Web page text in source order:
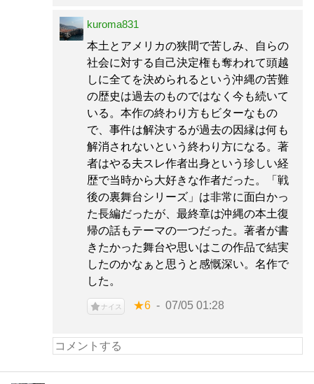
kuroma831
本土とアメリカの狭間で苦しみ、自らの
社会に対する自己決定権も奪われて頭越
しに全てを決められるという沖縄の苦難
の歴史は過去のものではなく今も続いて
いる。本作の終わり方もビターなもの
で、事件は解決するが過去の因縁は何も
解消されないという終わり方になる。著
者はやる夫スレ作者出身という珍しい経
歴で当時から大好きな作者だった。「戦
後の裏舞台シリーズ」は非常に面白かっ
た長編だったが、最終章は沖縄の本土復
帰の話もテーマの一つだった。著者が書
きたかった舞台や思いはこの作品で結実
したのかなぁと思うと感慨深い。名作で
した。
ナイス ★6 07/05 01:28